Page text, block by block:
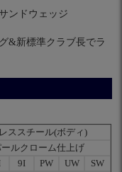
ンドウェッジ
&新標準クラブ長でラ
ススチール(ボディ)
ルクローム仕上げ
9I PW UW
SW